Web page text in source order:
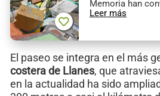
Memoria han
Leer más
El paseo se integra en el más
costera de Llanes, que
en la actualidad ha sido